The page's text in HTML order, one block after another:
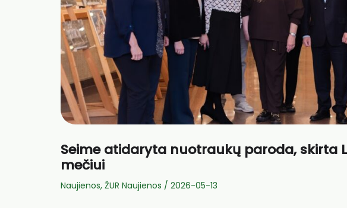
Seime atidaryta nuotraukų paroda, skirta
mečiui
Naujienos, ŽUR Naujienos / 2026-05-13